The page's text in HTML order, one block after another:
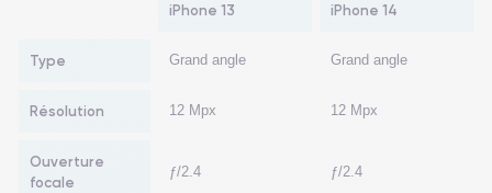
iPhone 13 iPhone 14
Type Grand angle Grand angle
Résolution 12 Mpx 12 Mpx
Ouverture
focale
ƒ/2.4 ƒ/2.4